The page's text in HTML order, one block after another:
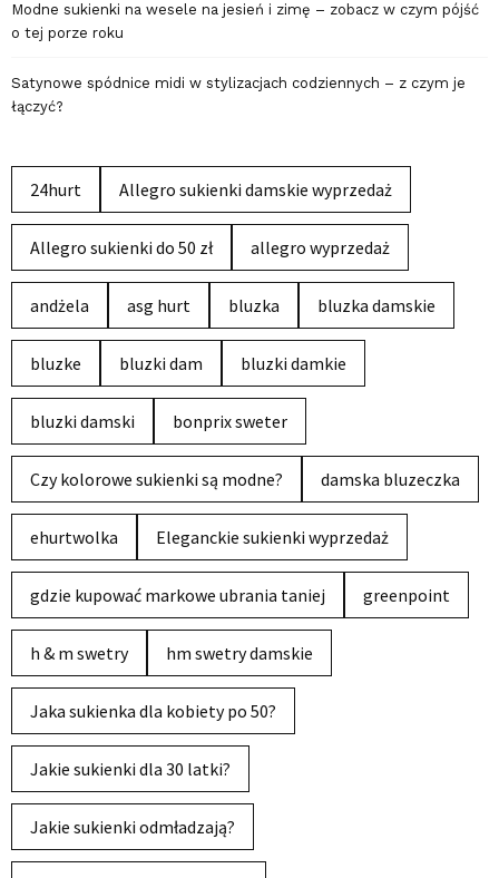
Modne sukienki na wesele na jesień i zimę – zobacz w czym pójść
o tej porze roku
Satynowe spódnice midi w stylizacjach codziennych – z czym je
łączyć?
24hurt Allegro sukienki damskie wyprzedaż
Allegro sukienki do 50 zł allegro wyprzedaż
andżela asg hurt bluzka bluzka damskie
bluzke bluzki dam bluzki damkie
bluzki damski bonprix sweter
Czy kolorowe sukienki są modne? damska bluzeczka
ehurtwolka Eleganckie sukienki wyprzedaż
gdzie kupować markowe ubrania taniej greenpoint
h & m swetry hm swetry damskie
Jaka sukienka dla kobiety po 50?
Jakie sukienki dla 30 latki?
Jakie sukienki odmładzają?